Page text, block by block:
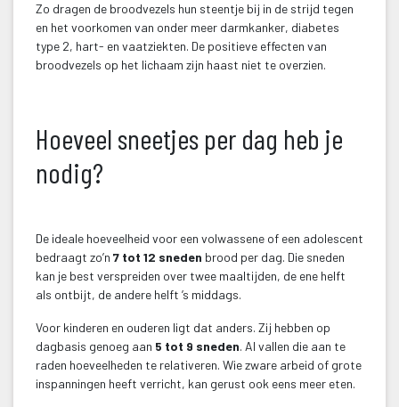
Zo dragen de broodvezels hun steentje bij in de strijd tegen
en het voorkomen van onder meer darmkanker, diabetes
type 2, hart- en vaatziekten. De positieve effecten van
broodvezels op het lichaam zijn haast niet te overzien.
Hoeveel sneetjes per dag heb je
nodig?
De ideale hoeveelheid voor een volwassene of een adolescent
bedraagt zo’n 7 tot 12 sneden brood per dag. Die sneden
kan je best verspreiden over twee maaltijden, de ene helft
als ontbijt, de andere helft ’s middags.
Voor kinderen en ouderen ligt dat anders. Zij hebben op
dagbasis genoeg aan 5 tot 9 sneden. Al vallen die aan te
raden hoeveelheden te relativeren. Wie zware arbeid of grote
inspanningen heeft verricht, kan gerust ook eens meer eten.